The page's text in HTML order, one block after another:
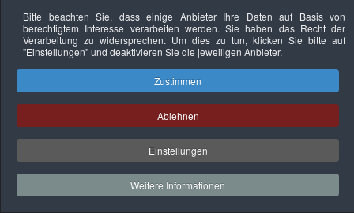
Datenschutzerklärung Urheberrechtsnachweise Nachhaltigkeit
Copyright © 2026. Bundesverband Deutscher
Sachverständiger und Fachgutachter e.V..
Bitte beachten Sie, dass einige Anbieter Ihre Daten auf Basis von
berechtigtem Interesse verarbeiten werden. Sie haben das Recht der
Verarbeitung zu widersprechen. Um dies zu tun, klicken Sie bitte auf
"Einstellungen"und deaktivieren Sie die jeweiligen Anbieter.
Zustimmen
Ablehnen
Einstellungen
Weitere Informationen